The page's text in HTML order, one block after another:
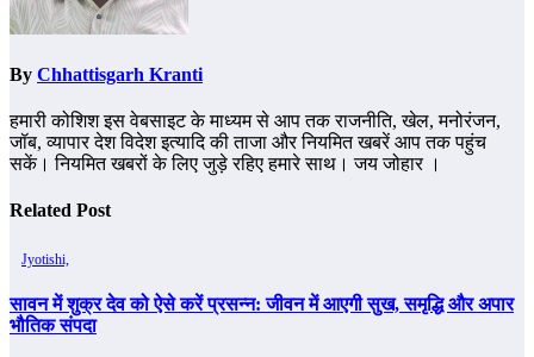
By Chhattisgarh Kranti
हमारी कोशिश इस वेबसाइट के माध्यम से आप तक राजनीति, खेल, मनोरंजन,
जॉब, व्यापार देश विदेश इत्यादि की ताजा और नियमित खबरें आप तक पहुंच
सकें। नियमित खबरों के लिए जुड़े रहिए हमारे साथ। जय जोहार ।
Related Post
Jyotishi,
सावन में शुक्र देव को ऐसे करें प्रसन्न: जीवन में आएगी सुख, समृद्धि और अपार
भौतिक संपदा